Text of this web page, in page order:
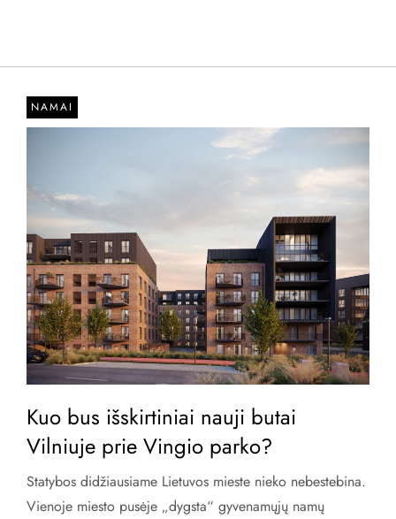
NAMAI
Kuo bus išskirtiniai nauji butai
Vilniuje prie Vingio parko?
Statybos didžiausiame Lietuvos mieste nieko nebestebina.
Vienoje miesto pusėje „dygsta“ gyvenamųjų namų